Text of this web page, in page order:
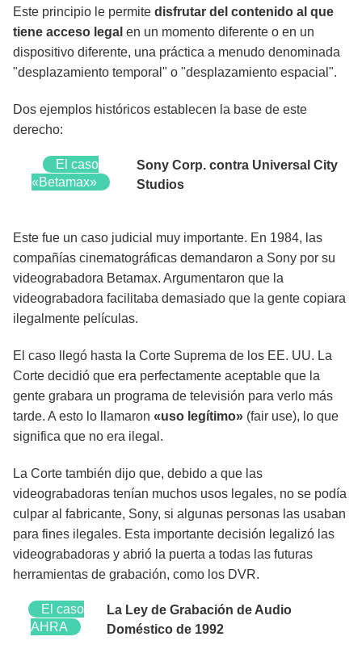
Este principio le permite disfrutar del contenido al que
tiene acceso legal en un momento diferente o en un
dispositivo diferente, una práctica a menudo denominada
"desplazamiento temporal" o "desplazamiento espacial".
Dos ejemplos históricos establecen la base de este
derecho:
El caso
«Betamax»
Sony Corp. contra Universal City
Studios
Este fue un caso judicial muy importante. En 1984, las
compañías cinematográficas demandaron a Sony por su
videograbadora Betamax. Argumentaron que la
videograbadora facilitaba demasiado que la gente copiara
ilegalmente películas.
El caso llegó hasta la Corte Suprema de los EE. UU. La
Corte decidió que era perfectamente aceptable que la
gente grabara un programa de televisión para verlo más
tarde. A esto lo llamaron «uso legítimo» (fair use), lo que
significa que no era ilegal.
La Corte también dijo que, debido a que las
videograbadoras tenían muchos usos legales, no se podía
culpar al fabricante, Sony, si algunas personas las usaban
para fines ilegales. Esta importante decisión legalizó las
videograbadoras y abrió la puerta a todas las futuras
herramientas de grabación, como los DVR.
El caso
AHRA
La Ley de Grabación de Audio
Doméstico de 1992